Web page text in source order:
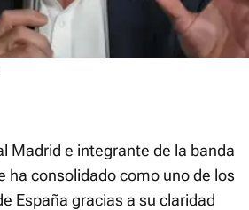
Madrid e integrante de la banda
ha consolidado como uno de los
España gracias a su claridad